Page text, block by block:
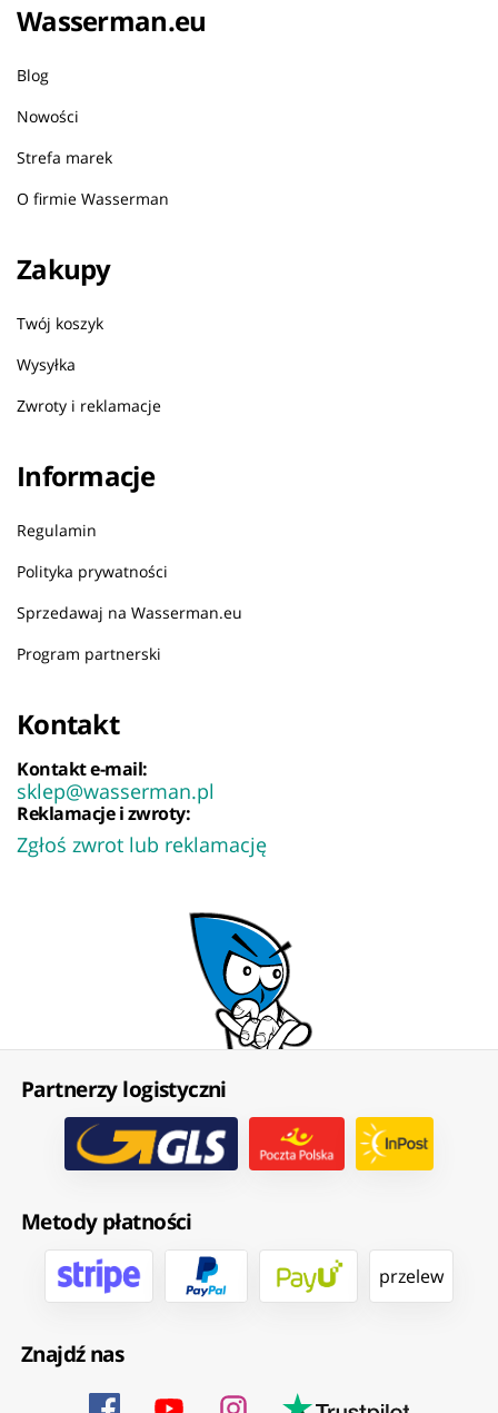
Wasserman.eu
Blog
Nowości
Strefa marek
O firmie Wasserman
Zakupy
Twój koszyk
Wysyłka
Zwroty i reklamacje
Informacje
Regulamin
Polityka prywatności
Sprzedawaj na Wasserman.eu
Program partnerski
Kontakt
Kontakt e-mail:
sklep@wasserman.pl
Reklamacje i zwroty:
Zgłoś zwrot lub reklamację
Partnerzy logistyczni
Metody płatności
przelew
Znajdź nas